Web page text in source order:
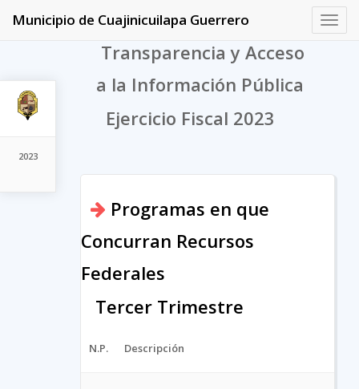
2023
Municipio de Cuajinicuilapa Guerrero
Transparencia y Acceso
a la Información Pública
Ejercicio Fiscal 2023
Programas en que
Concurran Recursos
Federales
Tercer Trimestre
N.P. Descripción